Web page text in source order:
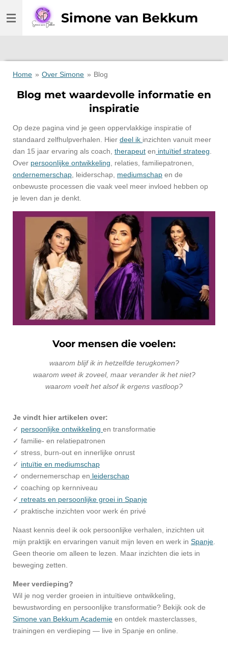
direct
Simone van Bekkum
Home » Over Simone » Blog
Blog met waardevolle informatie en
inspiratie
Op deze pagina vind je geen oppervlakkige inspiratie of
standaard zelfhulpverhalen. Hier deel ik inzichten vanuit meer
dan 15 jaar ervaring als coach, therapeut en intuïtief strateeg
Over persoonlijke ontwikkeling , relaties, familiepatronen,
ondernemerschap , leiderschap, mediumschap en de
onbewuste processen die vaak veel meer invloed hebben op
je leven dan je denkt.
Voor mensen die voelen:
waarom blijf ik in hetzelfde terugkomen?
waarom weet ik zoveel, maar verander ik het niet?
waarom voelt het alsof ik ergens vastloop?
Je vindt hier artikelen over:
✓ persoonlijke ontwikkeling en transformatie
✓ familie- en relatiepatronen
✓ stress, burn-out en innerlijke onrust
✓ intuïtie en mediumschap
✓ ondernemerschap en leiderschap
✓ coaching op kernniveau
✓ retreats en persoonlijke groei in Spanje
✓ praktische inzichten voor werk én privé
Naast kennis deel ik ook persoonlijke verhalen, inzichten uit
mijn praktijk en ervaringen vanuit mijn leven en werk in Spanje.
Geen theorie om alleen te lezen. Maar inzichten die iets in
beweging zetten.
Meer verdieping?
Wil je nog verder groeien in intuïtieve ontwikkeling,
bewustwording en persoonlijke transformatie? Bekijk ook de
Simone van Bekkum Academie en ontdek masterclasses,
trainingen en verdieping — live in Spanje en online.